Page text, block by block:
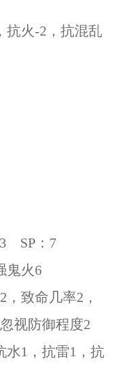
火-2，抗混乱
SP：7
火6
致命几率2，
视防御程度2
1，抗雷1，抗